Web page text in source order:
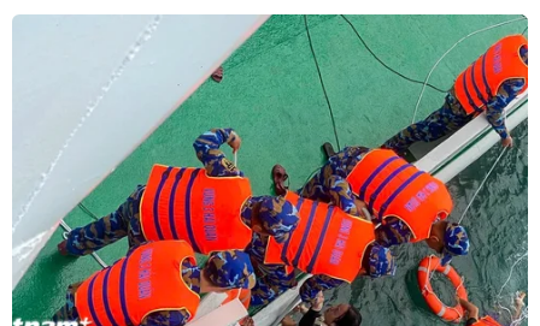
Chính phủ Anh hoãn cuộc bỏ phiếu về
thỏa thuận Brexit tại Quốc hội
10/12/2018 13:53
Thủ tướng Anh Theresa May đã quyết định tạm hoãn
việc đưa thỏa thuận Anh rời khỏi Liên minh châu Âu
(EU), còn gọi là Brexit, ra bỏ phiếu thông qua tại Hạ
viện.